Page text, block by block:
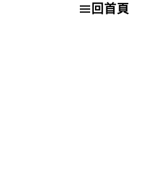
回首頁